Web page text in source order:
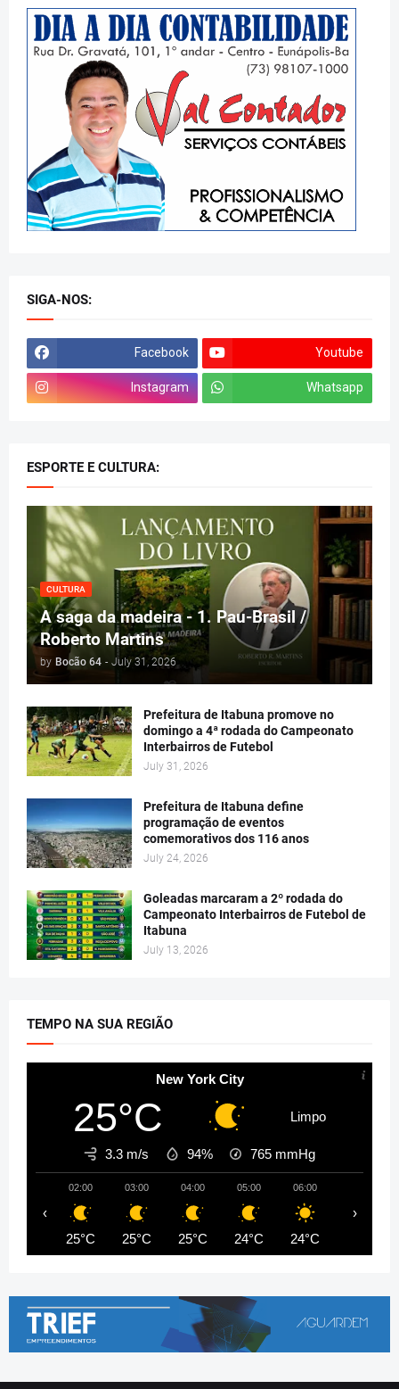
SIGA-NOS:
Facebook Youtube
Instagram Whatsapp
ESPORTE E CULTURA:
CULTURA
A saga da madeira - 1. Pau-Brasil /
Roberto Martins
by Bocão 64 - July 31, 2026
Prefeitura de Itabuna promove no
domingo a 4ª rodada do Campeonato
Interbairros de Futebol
July 31, 2026
Prefeitura de Itabuna define
programação de eventos
comemorativos dos 116 anos
July 24, 2026
Goleadas marcaram a 2º rodada do
Campeonato Interbairros de Futebol de
Itabuna
July 13, 2026
TEMPO NA SUA REGIÃO
New York City
25°C Limpo
3.3 m/s 94% 765 mmHg
02:00
25°C
03:00
25°C
04:00
25°C
05:00
24°C
06:00
24°C
‹ ›